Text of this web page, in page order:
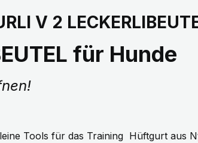
V 2
für Hunde
Tools für das Training Hüftgurt aus